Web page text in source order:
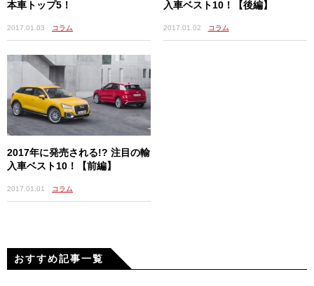
第6戦／5月18日～21日／ポルトガル
第10戦／8月17日～20日／ドイツ
第11戦／10月5日～8日／スペイン
第12戦／10月26日～29日／グレートブリテン
第13戦／11月16日～19日／オーストラリア
本車トップ5！
2017.01.03 コラム
入車ベスト10！【後編】
2017.01.02 コラム
2017年に発売される!? 注目の輸
入車ベスト10！【前編】
2017.01.01 コラム
おすすめ記事一覧